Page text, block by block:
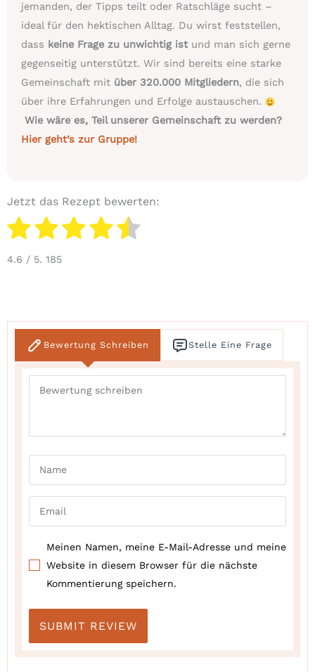
jemanden, der Tipps teilt oder Ratschläge sucht –
ideal für den hektischen Alltag. Du wirst feststellen,
dass keine Frage zu unwichtig istund man sich gerne
gegenseitig unterstützt. Wir sind bereits eine starke
Gemeinschaft mit über 320.000 Mitgliedern, die sich
über ihre Erfahrungen und Erfolge austauschen.
Wie wäre es, Teil unserer Gemeinschaft zu werden?
Hier geht’s zur Gruppe!
Jetzt das Rezept bewerten:
4.6 / 5. 185
Bewertung Schreiben Stelle Eine Frage
Meinen Namen, meine E-Mail-Adresse und meine
Website in diesem Browser für die nächste
Kommentierung speichern.